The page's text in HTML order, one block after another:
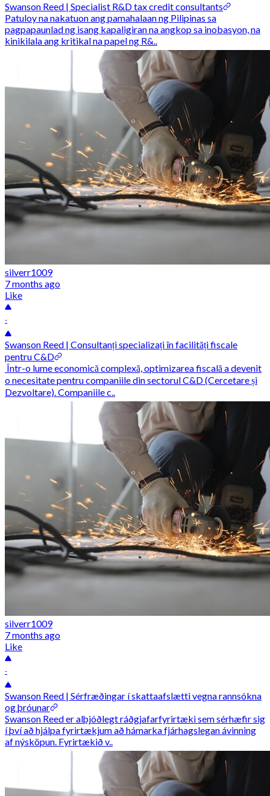
Swanson Reed | Specialist R&D tax credit consultants
Patuloy na nakatuon ang pamahalaan ng Pilipinas sa
pagpapaunlad ng isang kapaligiran na angkop sa inobasyon, na
kinikilala ang kritikal na papel ng R&..
silverr1009
7 months ago
Like
-
Swanson Reed | Consultanți specializați în facilități fiscale
pentru C&D
Într-o lume economică complexă, optimizarea fiscală a devenit
o necesitate pentru companiile din sectorul C&D (Cercetare și
Dezvoltare). Companiile c..
silverr1009
7 months ago
Like
-
Swanson Reed | Sérfræðingar í skattaafslætti vegna rannsókna
og þróunar
Swanson Reed er alþjóðlegt ráðgjafarfyrirtæki sem sérhæfir sig
í því að hjálpa fyrirtækjum að hámarka fjárhagslegan ávinning
af nýsköpun. Fyrirtækið v..